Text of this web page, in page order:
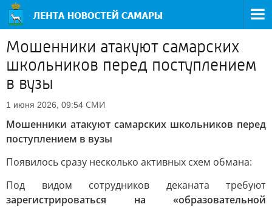
Мошенники атакуют самарских
школьников перед поступлением
в вузы
1 июня 2026, 09:54 СМИ
Мошенники атакуют самарских школьников перед
поступлением в вузы
Появилось сразу несколько активных схем обмана:
Под видом сотрудников деканата требуют
зарегистрироваться на «образовательной